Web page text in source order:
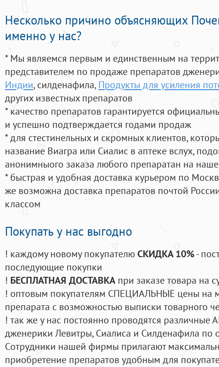
Несколько причино объясняющих
именно у нас?
* Мы являемся первым и единственным на
представителем по продаже препаратов
Индии, силденафила, Продукты для усиления
других известных препаратов
* качество препаратов гарантируется
и успешно подтверждается годами продаж
* для стестинельных и скромных клиентов,
название Виагра или Сиалис в аптеке вслух,
анонимныого заказа любого препаратан на
* быстрая и удобная доставка курьером по
же возможна доставка препаратов почтой
классом
Покупать у нас выгодно
! каждому новому покупателюСКИДКА 10%-
последующие покупки
! БЕСПЛАТНАЯ ДОСТАВКА при заказе товара на
! оптовым покупателям СПЕЦИАЛЬНЫЕ цены на
препарата с возможностью выписки товарного
! так же у нас постоянно проводятся
дженерики Левитры, Сиалиса и Силденафила по
Cотрудники нашей фирмы прилагают
приобретение препаратов удобным для